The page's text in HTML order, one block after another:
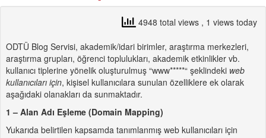
4948 total views , 1 views today
ODTÜ Blog Servisi, akademik/idari birimler, araştırma merkezleri,
araştırma grupları, öğrenci toplulukları, akademik etkinlikler vb.
kullanıcı tiplerine yönelik oluşturulmuş “www*****“ şeklindeki web
kullanıcıları için, kişisel kullanıcılara sunulan özelliklere ek olarak
aşağıdaki olanakları da sunmaktadır.
1 – Alan Adı Eşleme (Domain Mapping)
Yukarıda belirtilen kapsamda tanımlanmış web kullanıcıları için